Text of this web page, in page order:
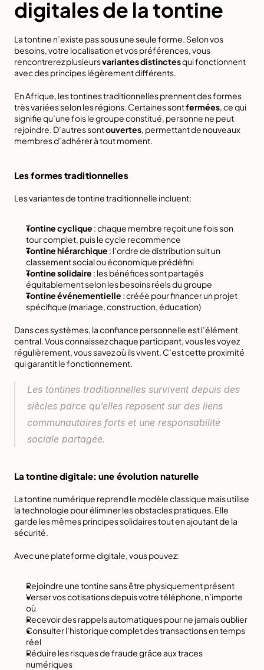
digitales de la tontine
La tontine n’existe pas sous une seule forme. Selon vos
besoins, votre localisation et vos préférences, vous
rencontrerez plusieurs variantes distinctes qui fonctionnent
avec des principes légèrement différents.
En Afrique, les tontines traditionnelles prennent des formes
très variées selon les régions. Certaines sont fermées, ce qui
signifie qu’une fois le groupe constitué, personne ne peut
rejoindre. D’autres sont ouvertes, permettant de nouveaux
membres d’adhérer à tout moment.
Les formes traditionnelles
Les variantes de tontine traditionnelle incluent:
Tontine cyclique : chaque membre reçoit une fois son
tour complet, puis le cycle recommence
Tontine hiérarchique : l’ordre de distribution suit un
classement social ou économique prédéfini
Tontine solidaire : les bénéfices sont partagés
équitablement selon les besoins réels du groupe
Tontine événementielle : créée pour financer un projet
spécifique (mariage, construction, éducation)
Dans ces systèmes, la confiance personnelle est l’élément
central. Vous connaissez chaque participant, vous les voyez
régulièrement, vous savez où ils vivent. C’est cette proximité
qui garantit le fonctionnement.
Les tontines traditionnelles survivent depuis des
siècles parce qu’elles reposent sur des liens
communautaires forts et une responsabilité
sociale partagée.
La tontine digitale: une évolution naturelle
La tontine numérique reprend le modèle classique mais utilise
la technologie pour éliminer les obstacles pratiques. Elle
garde les mêmes principes solidaires tout en ajoutant de la
sécurité.
Avec une plateforme digitale, vous pouvez:
Rejoindre une tontine sans être physiquement présent
Verser vos cotisations depuis votre téléphone, n’importe
où
Recevoir des rappels automatiques pour ne jamais oublier
Consulter l’historique complet des transactions en temps
réel
Réduire les risques de fraude grâce aux traces
numériques